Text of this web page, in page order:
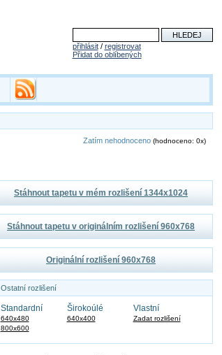
přihlásit/ registrovat
Přidat do oblíbených
Zatím nehodnoceno (hodnoceno: 0x)
Stáhnout tapetu v mém rozlišení 1344x1024
Stáhnout tapetu v originálním rozlišení 960x768
Originální rozlišení 960x768
Ostatní rozlišení
Standardní
640x480
800x600
Širokoúlé
640x400
Vlastní
Zadat rozlišení